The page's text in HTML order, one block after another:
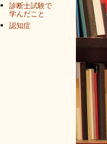
診断士試験で
学んだこと
認知症